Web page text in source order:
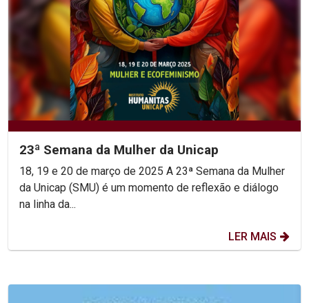
23ª Semana da Mulher da Unicap
18, 19 e 20 de março de 2025 A 23ª Semana da Mulher
da Unicap (SMU) é um momento de reflexão e diálogo
na linha da...
LER MAIS